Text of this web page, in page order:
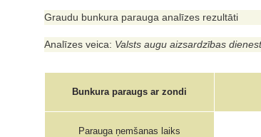
Graudu bunkura parauga analīzes rezultāti
Analīzes veica: Valsts augu aizsardzības
Bunkura paraugs ar zondi
Parauga ņemšanas laiks